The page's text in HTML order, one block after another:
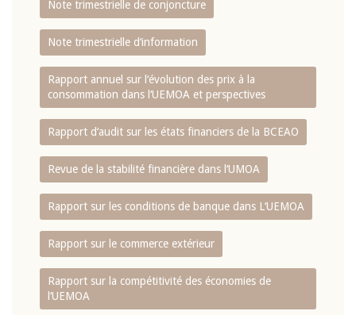
Note trimestrielle de conjoncture
Note trimestrielle d‘information
Rapport annuel sur l‘évolution des prix à la
consommation dans l‘UEMOA et perspectives
Rapport d‘audit sur les états financiers de la BCEAO
Revue de la stabilité financière dans l‘UMOA
Rapport sur les conditions de banque dans L‘UEMOA
Rapport sur le commerce extérieur
Rapport sur la compétitivité des économies de
l‘UEMOA